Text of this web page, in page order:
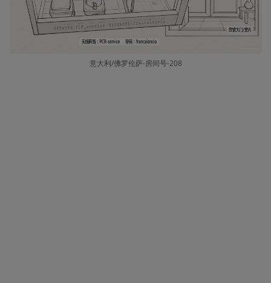
意大利/佛罗伦萨-房间号-208